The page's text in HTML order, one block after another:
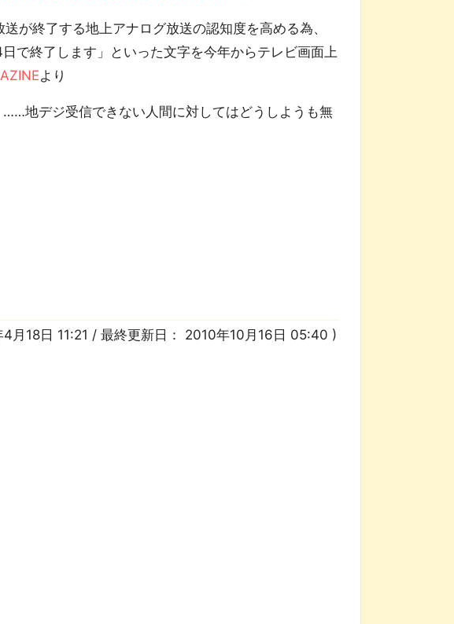
が終了する地上アナログ放送の認知度を高める為、
で終了します」といった文字を今年からテレビ画面上
より
地デジ受信できない人間に対してはどうしようも無
月18日 11:21 / 最終更新日： 2010年10月16日 05:40 )